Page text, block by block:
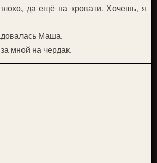
да ещё на кровати. Хочешь, я
Маша.
мной на чердак.